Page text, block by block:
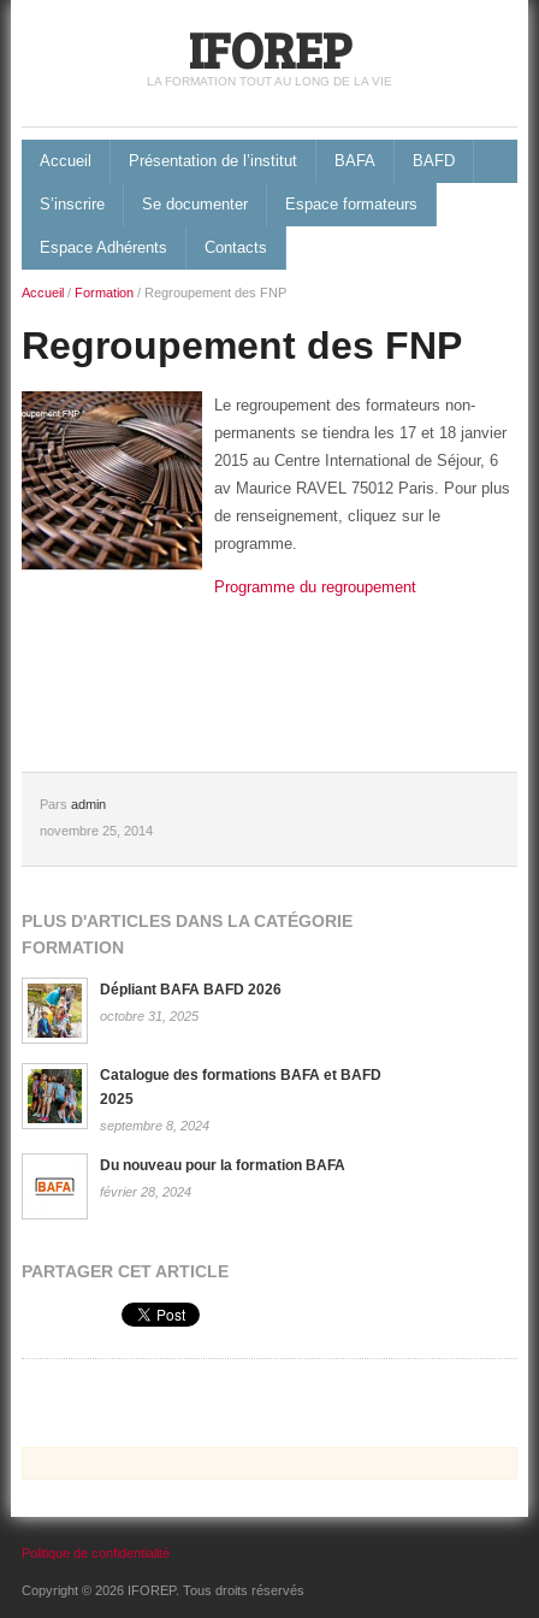
IFOREP
LA FORMATION TOUT AU LONG DE LA VIE
Accueil Présentation de l’institut BAFA BAFD
S’inscrire Se documenter Espace formateurs
Espace Adhérents Contacts
Accueil/ Formation/ Regroupement des FNP
Regroupement des FNP
Le regroupement des formateurs non-
permanents se tiendra les 17 et 18 janvier
2015 au Centre International de Séjour, 6
av Maurice RAVEL 75012 Paris. Pour plus
de renseignement, cliquez sur le
programme.
Programme du regroupement
Pars admin
novembre 25, 2014
PLUS D'ARTICLES DANS LA CATÉGORIE
FORMATION
Dépliant BAFA BAFD 2026
octobre 31, 2025
Catalogue des formations BAFA et BAFD
2025
septembre 8, 2024
Du nouveau pour la formation BAFA
février 28, 2024
PARTAGER CET ARTICLE
Politique de confidentialité
Copyright © 2026 IFOREP. Tous droits réservés